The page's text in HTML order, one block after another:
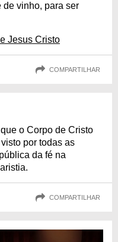
vinho, para ser
Jesus Cristo
COMPARTILHAR
o Corpo de Cristo
por todas as
da fé na
COMPARTILHAR